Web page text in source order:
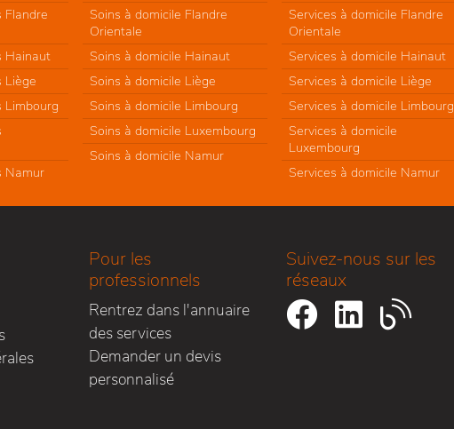
Flandre
Hainaut
Liège
Limbourg
Namur
Soins à domicile Flandre
Orientale
Soins à domicile Hainaut
Soins à domicile Liège
Soins à domicile Limbourg
Soins à domicile Luxembourg
Soins à domicile Namur
Services à domicile Flandre
Orientale
Services à domicile Hainaut
Services à domicile Liège
Services à domicile Limbourg
Services à domicile
Luxembourg
Services à domicile Namur
Pour les
professionnels
Rentrez dans l'annuaire
des services
Demander un devis
personnalisé
Suivez-nous sur les
réseaux